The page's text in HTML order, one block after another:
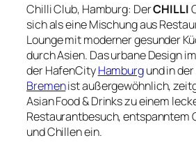
Chilli Club, Hamburg: DerCHILLI
sich als eine Mischung aus
Lounge mit moderner gesunder
durch Asien. Das urbane Design im
der HafenCityHamburgund in
Bremenist außergewöhnlich,
Asian Food & Drinks zu einem
Restaurantbesuch, entspanntem
und Chillen ein.